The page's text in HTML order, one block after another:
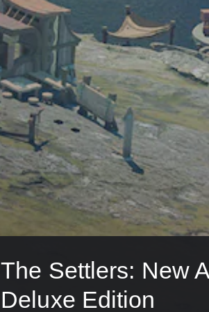
The Settlers: New
Deluxe Edition